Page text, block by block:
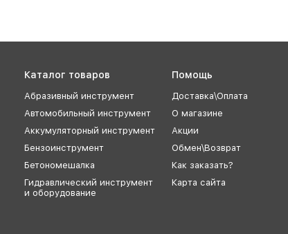
Каталог товаров
Абразивный инструмент
Автомобильный инструмент
Аккумуляторный инструмент
Бензоинструмент
Бетономешалка
Гидравлический инструмент
и оборудование
Помощь
Доставка\Оплата
О магазине
Акции
Обмен\Возврат
Как заказать?
Карта сайта